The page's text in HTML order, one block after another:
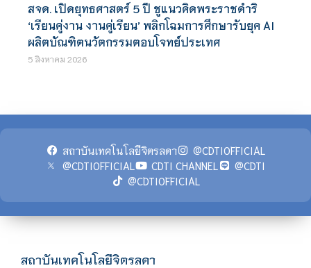
สจด. เปิดยุทธศาสตร์ 5 ปี ชูแนวคิดพระราชดำริ
‘เรียนคู่งาน งานคู่เรียน’ พลิกโฉมการศึกษารับยุค AI
ผลิตบัณฑิตนวัตกรรมตอบโจทย์ประเทศ
5 สิงหาคม 2026
สถาบันเทคโนโลยีจิตรลดา
@CDTIOFFICIAL
@CDTIOFFICIAL
CDTI CHANNEL
@CDTI
@CDTIOFFICIAL
สถาบันเทคโนโลยีจิตรลดา